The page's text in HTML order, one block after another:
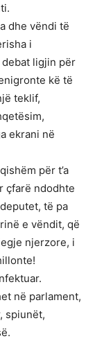
dhe vëndi të
i
ligjin për
kë të
teklif,
ekrani në
për t’a
çfarë ndodhte
të pa
e vëndit, që
njerzore, i
në parlament,
spiunët,